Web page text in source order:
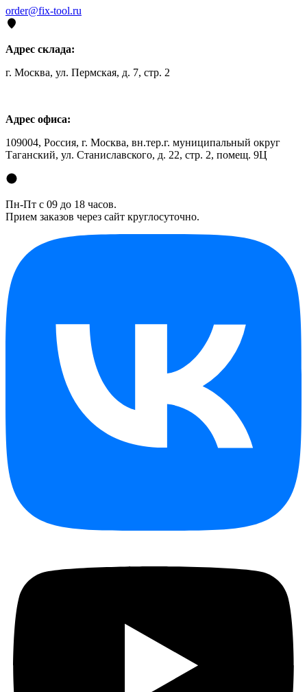
order@fix-tool.ru
Адрес склада:
г. Москва, ул. Пермская, д. 7, стр. 2
Адрес офиса:
109004, Россия, г. Москва, вн.тер.г. муниципальный округ
Таганский, ул. Станиславского, д. 22, стр. 2, помещ. 9Ц
Пн-Пт с 09 до 18 часов.
Прием заказов через сайт круглосуточно.